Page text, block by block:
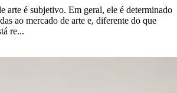
arte é subjetivo. Em geral, ele é determinado
ao mercado de arte e, diferente do que
re...